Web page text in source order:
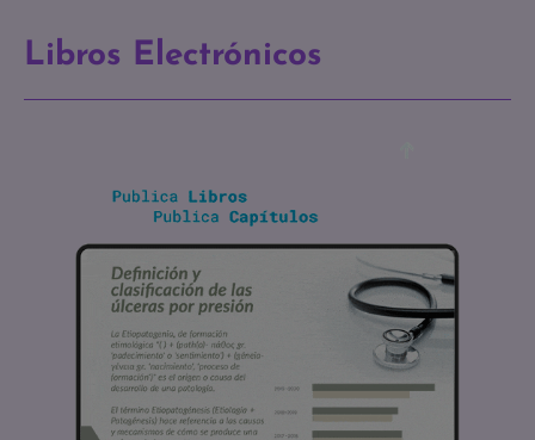
Libros Electrónicos